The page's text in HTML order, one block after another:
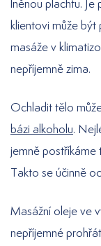
lněnou plachtu.
klientovi může
masáže v
nepříjemně zima.
Ochladit tělo
bázi alkoholu.
jemně postříkáme
Takto se účinně
Masážní oleje ve
nepříjemné